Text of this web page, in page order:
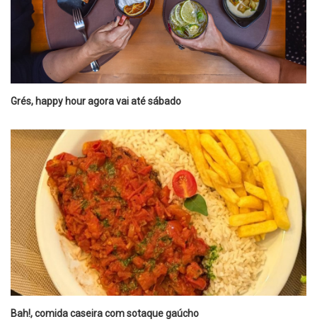
Grés, happy hour agora vai até sábado
Bah!, comida caseira com sotaque gaúcho